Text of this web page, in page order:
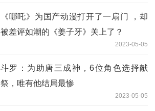
《哪吒》为国产动漫打开了一扇门 ，却
被差评如潮的《姜子牙》关上了？
2023-05-05
斗罗：为助唐三成神，6位角色选择献
祭，唯有他结局最惨
2023-05-05